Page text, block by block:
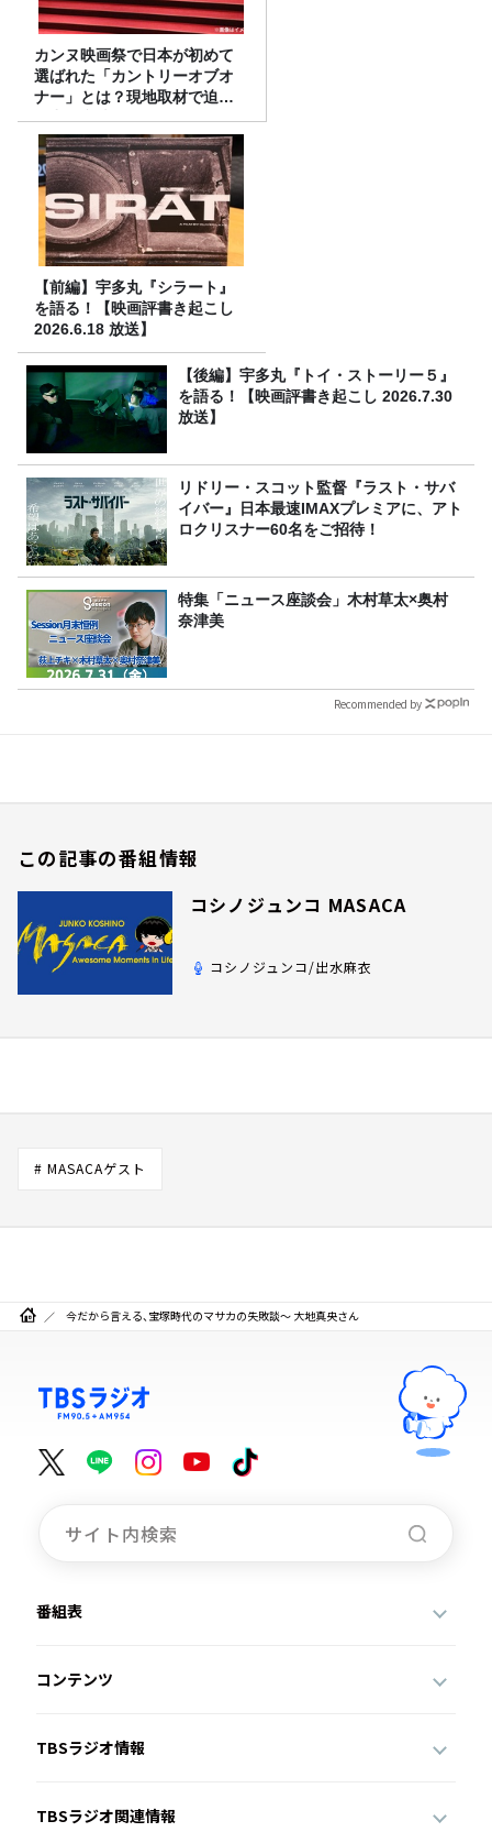
カンヌ映画祭で日本が初めて
選ばれた「カントリーオブオ
ナー」とは？現地取材で迫る
選出の意味
【前編】宇多丸『シラート』
を語る！【映画評書き起こし
2026.6.18 放送】
【後編】宇多丸『トイ・ストーリー５』
を語る！【映画評書き起こし 2026.7.30
放送】
リドリー・スコット監督『ラスト・サバ
イバー』日本最速IMAXプレミアに、アト
ロクリスナー60名をご招待！
特集「ニュース座談会」木村草太×奥村
奈津美
Recommended by
この記事の番組情報
コシノジュンコ MASACA
コシノジュンコ/出水麻衣
# MASACAゲスト
今だから言える、宝塚時代のマサカの失敗談～ 大地真央さん
番組表
コンテンツ
TBSラジオ情報
TBSラジオ関連情報